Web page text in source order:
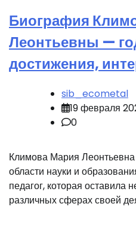
Биография
Леонтьевны —
достижения,
sib_ecometal
19 февраля
0
Климова Мария
области науки и
педагог, которая оставила
различных сферах своей